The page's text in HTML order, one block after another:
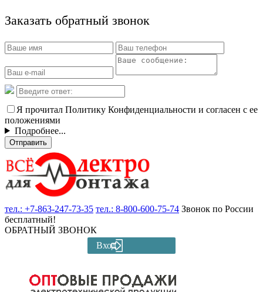
Заказать обратный звонок
Я прочитал Политику Конфиденциальности и согласен с ее
положениями
Подробнее...
Отправить
тел.: +7-863-247-73-35 тел.: 8-800-600-75-74 Звонок по России
бесплатный!
ОБРАТНЫЙ ЗВОНОК
Вход